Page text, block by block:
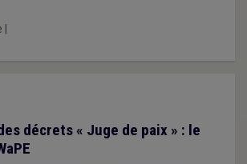
décrets « Juge de paix » : le